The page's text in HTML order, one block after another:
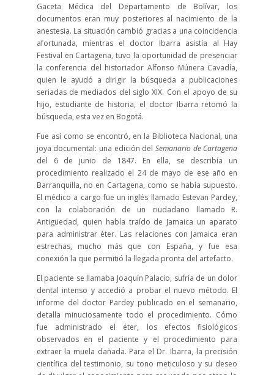
Gaceta Médica del Departamento de Bolívar, los
documentos eran muy posteriores al nacimiento de la
anestesia. La situación cambió gracias a una coincidencia
afortunada, mientras el doctor Ibarra asistía al Hay
Festival en Cartagena, tuvo la oportunidad de presenciar
la conferencia del historiador Alfonso Múnera Cavadía,
quien le ayudó a dirigir la búsqueda a publicaciones
seriadas de mediados del siglo XIX. Con el apoyo de su
hijo, estudiante de historia, el doctor Ibarra retomó la
búsqueda, esta vez en Bogotá.
Fue así como se encontró, en la Biblioteca Nacional, una
joya documental: una edición del Semanario de Cartagena
del 6 de junio de 1847. En ella, se describía un
procedimiento realizado el 24 de mayo de ese año en
Barranquilla, no en Cartagena, como se había supuesto.
El médico a cargo fue un inglés llamado Estevan Pardey,
con la colaboración de un ciudadano llamado R.
Antigüedad, quien había traído de Jamaica un aparato
para administrar éter. Las relaciones con Jamaica eran
estrechas, mucho más que con España, y fue esa
conexión la que permitió la llegada pronta del artefacto.
El paciente se llamaba Joaquín Palacio, sufría de un dolor
dental intenso y accedió a probar el nuevo método. El
informe del doctor Pardey publicado en el semanario,
detalla minuciosamente todo el procedimiento. Cómo
fue administrado el éter, los efectos fisiológicos
observados en el paciente y el procedimiento para
extraer la muela dañada. Para el Dr. Ibarra, la precisión
científica del testimonio, su tono meticuloso y su deseo